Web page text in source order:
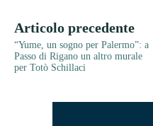
Articolo precedente
“Yume, un sogno per Palermo”: a
Passo di Rigano un altro murale
per Totò Schillaci